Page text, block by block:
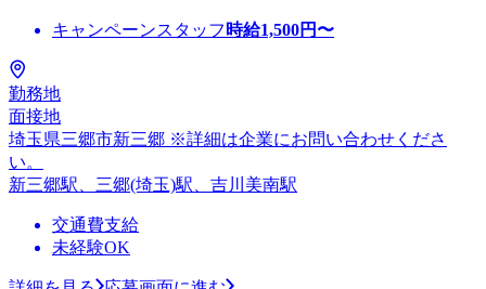
キャンペーンスタッフ 時給1,500円〜
勤務地
面接地
埼玉県三郷市新三郷 ※詳細は企業にお問い合わせくださ
い。
新三郷駅、三郷(埼玉)駅、吉川美南駅
交通費支給
未経験OK